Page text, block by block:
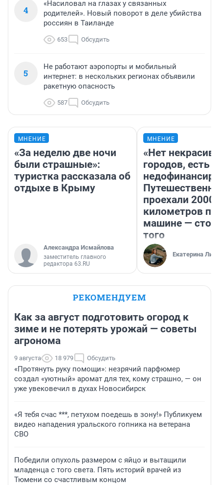
4
«Насиловал на глазах у связанных
родителей». Новый поворот в деле убийства
россиян в Таиланде
653 Обсудить
5
Не работают аэропорты и мобильный
интернет: в нескольких регионах объявили
ракетную опасность
587 Обсудить
МНЕНИЕ
«За неделю две ночи
были страшные»:
туристка рассказала об
отдыхе в Крыму
Александра Исмайлова
заместитель главного
редактора 63.RU
МНЕНИЕ
«Нет
городов, есть
проехали 2000
километров по
машине —
того
Екатерина
РЕКОМЕНДУЕМ
Как за август подготовить огород к
зиме и не потерять урожай — советы
агронома
9 августа 18 979 Обсудить
«Протянуть руку помощи»: незрячий парфюмер
создал «уютный» аромат для тех, кому страшно, — он
уже увековечил в духах Новосибирск
«Я тебя счас ***, петухом поедешь в зону!» Публикуем
видео нападения уральского гопника на ветерана
СВО
Победили опухоль размером с яйцо и вытащили
младенца с того света. Пять историй врачей из
Тюмени со счастливым концом